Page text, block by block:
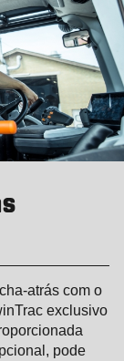
atrás com o
exclusivo
pode